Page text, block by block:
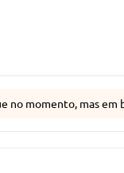
no momento, mas em